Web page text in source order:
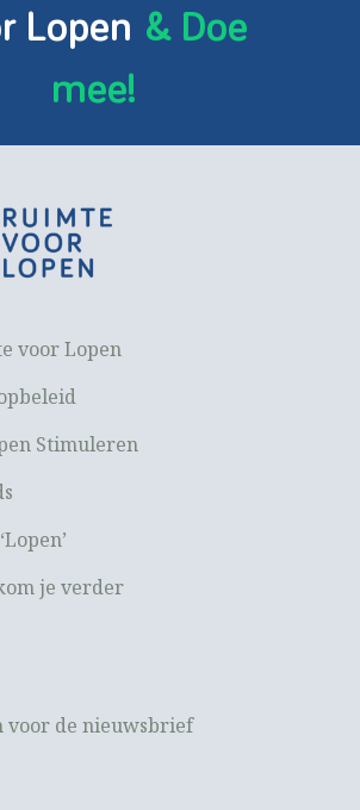
Lopen & Doe
mee!
voor Lopen
Stimuleren
je verder
voor de nieuwsbrief